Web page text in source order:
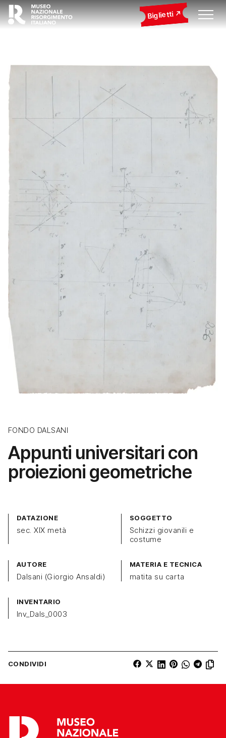
Biglietti
FONDO DALSANI
Appunti universitari con
proiezioni geometriche
DATAZIONE
sec. XIX metà
SOGGETTO
Schizzi giovanili e
costume
AUTORE
Dalsani (Giorgio Ansaldi)
MATERIA E TECNICA
matita su carta
INVENTARIO
Inv_Dals_0003
CONDIVIDI